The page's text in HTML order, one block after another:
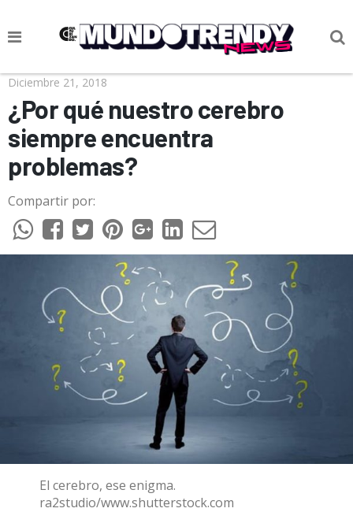
NOTICIAS
CULTURA POP
CIENCIA Y TECNOLOGÍA
VIDA
SOCIEDAD
CULTURIZANDO.COM
Diciembre 21, 2018
¿Por qué nuestro cerebro
siempre encuentra
problemas?
Compartir por:
El cerebro, ese enigma.
ra2studio/www.shutterstock.com